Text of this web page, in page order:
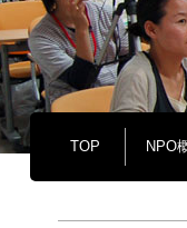
TOP NPO